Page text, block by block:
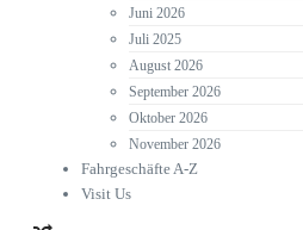
Juni 2026
Juli 2025
August 2026
September 2026
Oktober 2026
November 2026
Fahrgeschäfte A-Z
Visit Us